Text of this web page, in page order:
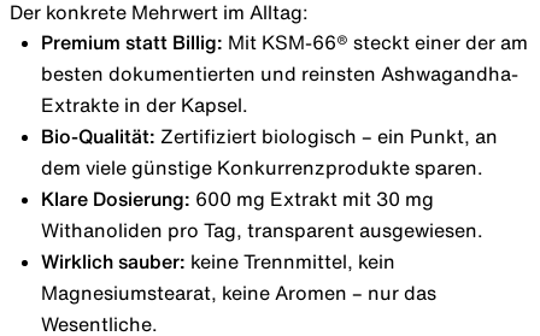
Der konkrete Mehrwert im Alltag:
Premium statt Billig: Mit KSM-66® steckt einer der am
besten dokumentierten und reinsten Ashwagandha-
Extrakte in der Kapsel.
Bio-Qualität: Zertifiziert biologisch – ein Punkt, an
dem viele günstige Konkurrenzprodukte sparen.
Klare Dosierung: 600 mg Extrakt mit 30 mg
Withanoliden pro Tag, transparent ausgewiesen.
Wirklich sauber: keine Trennmittel, kein
Magnesiumstearat, keine Aromen – nur das
Wesentliche.